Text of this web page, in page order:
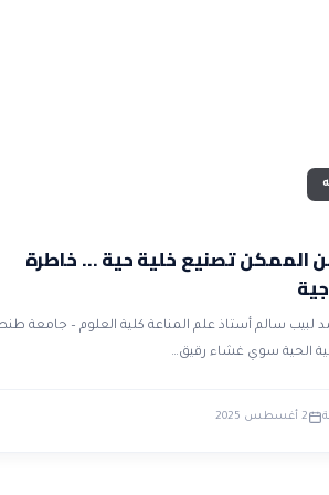
الممكن تصنيع خلية حية … خاطرة
لبيب سالم أستاذ علم المناعة كلية العلوم – جامعة
الحية سوي غشاء رقيق…
2 أغسطس 2025